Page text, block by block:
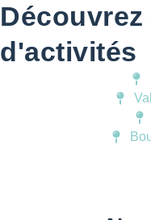
d'activités